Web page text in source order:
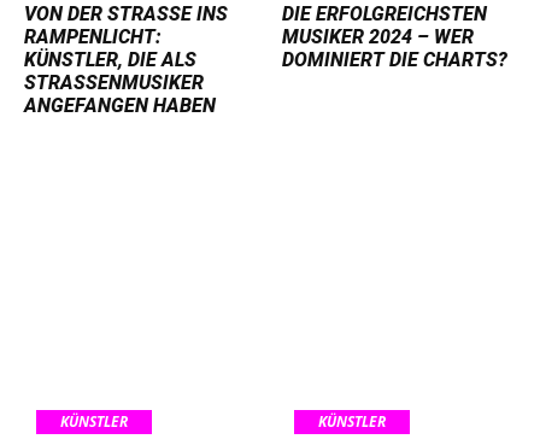
VON DER STRASSE INS R
AMPENLICHT: K
ÜNSTLER, DIE ALS S
TRASSENMUSIKER AN
GEFANGEN HABEN
DIE ERFOLGREICHSTEN
MUSIKER 2024 – WER
DOMINIERT DIE CHARTS?
KÜNSTLER KÜNSTLER